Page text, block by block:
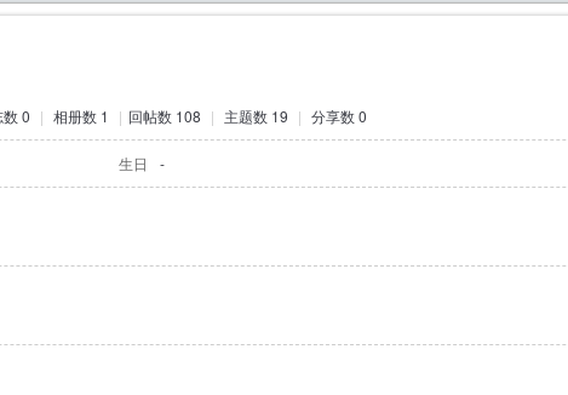
数 0 | 相册数 1 | 回帖数 108 | 主题数 19 | 分享数 0
生日 -